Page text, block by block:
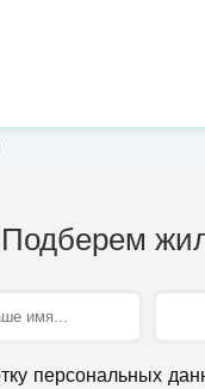
Подберем
персональных